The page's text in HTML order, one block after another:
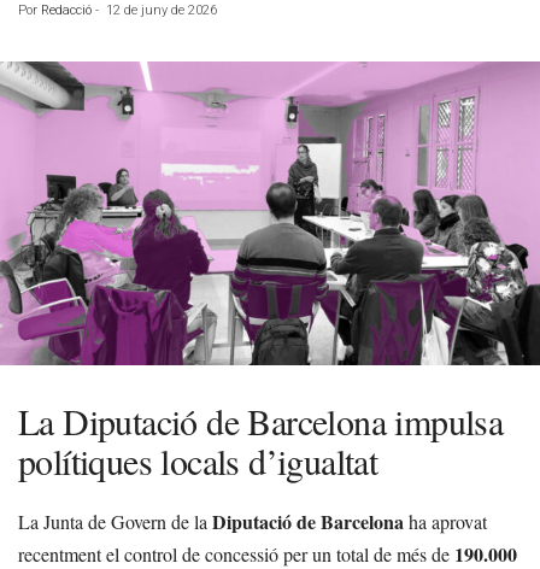
Por Redacció - 12 de juny de 2026
La Diputació de Barcelona impulsa
polítiques locals d’igualtat
La Junta de Govern de la Diputació de Barcelonaha aprovat
recentment el control de concessió per un total de més de 190.000